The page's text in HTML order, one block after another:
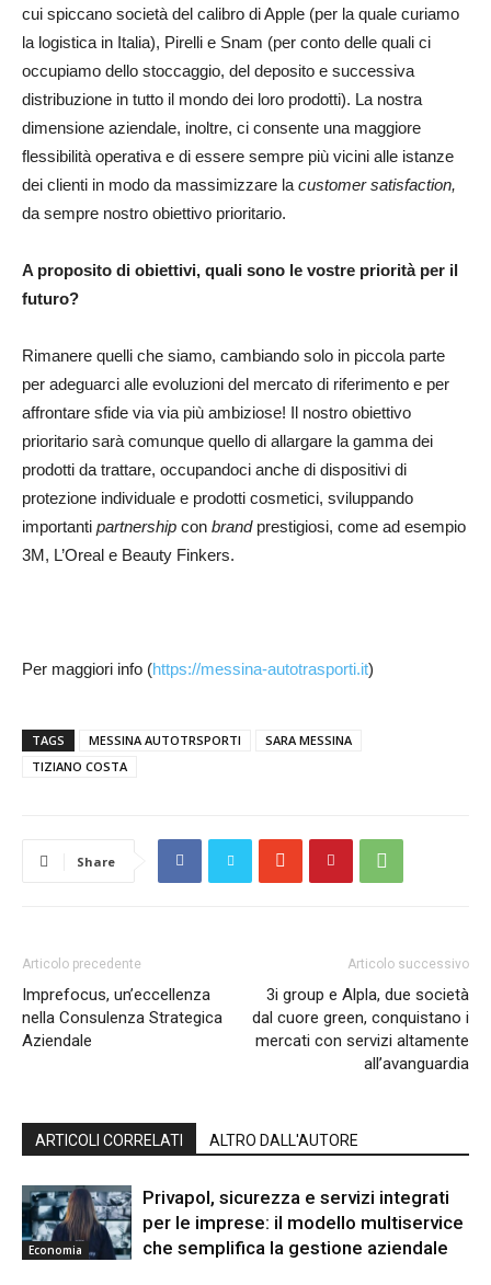
cui spiccano società del calibro di Apple (per la quale curiamo
la logistica in Italia), Pirelli e Snam (per conto delle quali ci
occupiamo dello stoccaggio, del deposito e successiva
distribuzione in tutto il mondo dei loro prodotti). La nostra
dimensione aziendale, inoltre, ci consente una maggiore
flessibilità operativa e di essere sempre più vicini alle istanze
dei clienti in modo da massimizzare la customer satisfaction,
da sempre nostro obiettivo prioritario.
A proposito di obiettivi, quali sono le vostre priorità per il
futuro?
Rimanere quelli che siamo, cambiando solo in piccola parte
per adeguarci alle evoluzioni del mercato di riferimento e per
affrontare sfide via via più ambiziose! Il nostro obiettivo
prioritario sarà comunque quello di allargare la gamma dei
prodotti da trattare, occupandoci anche di dispositivi di
protezione individuale e prodotti cosmetici, sviluppando
importanti partnership con brandprestigiosi, come ad esempio
3M, L’Oreal e Beauty Finkers.
Per maggiori info (https://messina-autotrasporti.it)
TAGS MESSINA AUTOTRSPORTI
SARA MESSINA
TIZIANO COSTA
Share
Articolo precedente
Imprefocus, un’eccellenza
nella Consulenza Strategica
Aziendale
Articolo successivo
3i group e Alpla, due società
dal cuore green, conquistano i
mercati con servizi altamente
all’avanguardia
ARTICOLI CORRELATI ALTRO DALL'AUTORE
Economia
Privapol, sicurezza e servizi integrati
per le imprese: il modello multiservice
che semplifica la gestione aziendale